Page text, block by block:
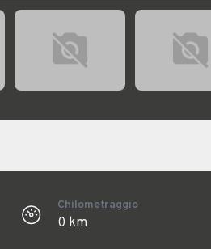
Chilometraggio
0 km